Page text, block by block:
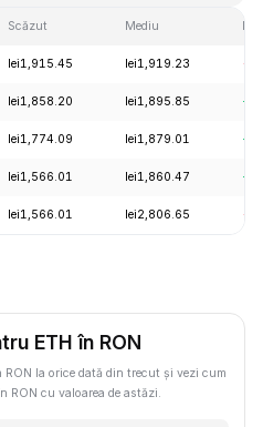
Scăzut Mediu
lei1,915.45 lei1,919.23 -
lei1,858.20 lei1,895.85
lei1,774.09 lei1,879.01
lei1,566.01 lei1,860.47
lei1,566.01 lei2,806.65 -
ETH în RON
la orice dată din trecut și vezi cum
RON cu valoarea de astăzi.